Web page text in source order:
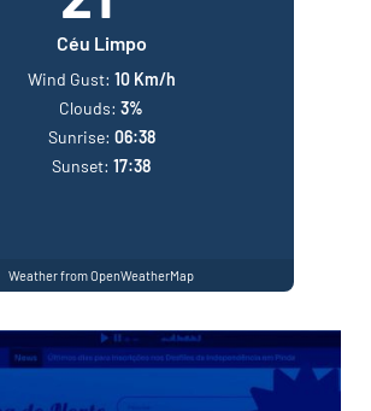
Céu Limpo
Wind Gust: 10 Km/h
Clouds: 3%
Sunrise: 06:38
Sunset: 17:38
Weather from OpenWeatherMap